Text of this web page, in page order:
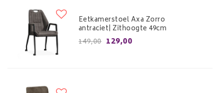
Eetkamerstoel Axa Zorro
antraciet| Zithoogte 49cm
149,00 129,00